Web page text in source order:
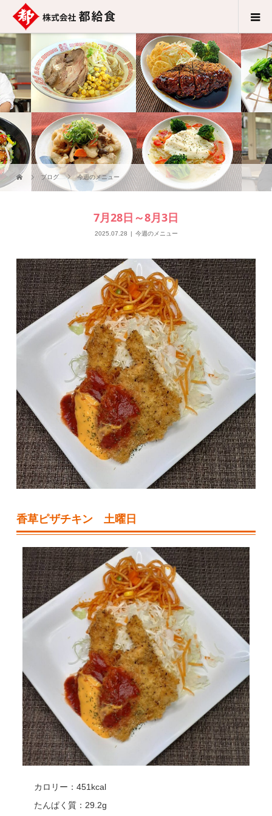
ブログ 今週のメニュー
7月28日～8月3日
2025.07.28 今週のメニュー
香草ピザチキン 土曜日
カロリー：451kcal
たんぱく質：29.2g